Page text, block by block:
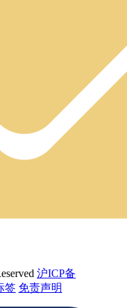
沪ICP备
签 免责声明